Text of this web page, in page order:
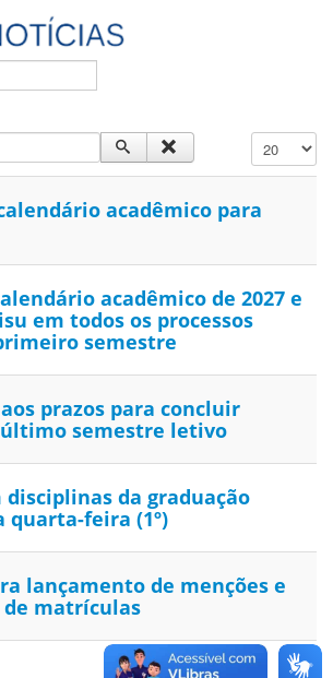
Exibir #
acadêmico para
acadêmico de 2027 e
em todos os processos
semestre
prazos para concluir
último semestre letivo
da graduação
quarta-feira (1º)
lançamento de menções e
matrículas